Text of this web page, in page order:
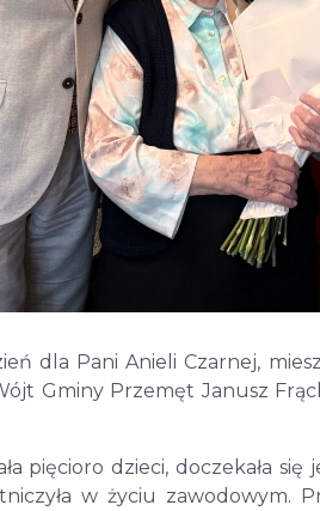
dla Pani Anieli Czarnej,
Gminy Przemęt Janusz
pięcioro dzieci, doczekała
w życiu zawodowym.